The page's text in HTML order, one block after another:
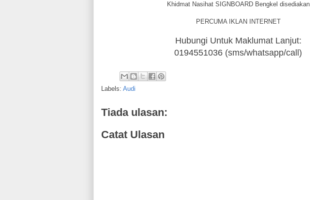
Khidmat Nasihat SIGNBOARD Bengkel disediakan
PERCUMA IKLAN INTERNET
Hubungi Untuk Maklumat Lanjut:
0194551036 (sms/whatsapp/call)
Labels: Audi
Tiada ulasan:
Catat Ulasan